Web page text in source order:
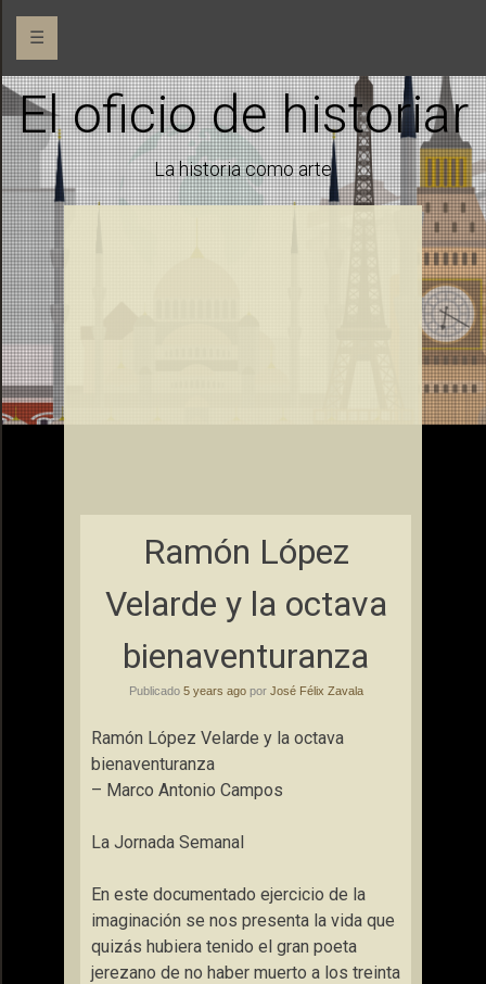
☰
El oficio de historiar
La historia como arte
Ramón López
Velarde y la octava
bienaventuranza
Publicado 5 years agopor José Félix Zavala
Ramón López Velarde y la octava
bienaventuranza
– Marco Antonio Campos
La Jornada Semanal
En este documentado ejercicio de la
imaginación se nos presenta la vida que
quizás hubiera tenido el gran poeta
jerezano de no haber muerto a los treinta